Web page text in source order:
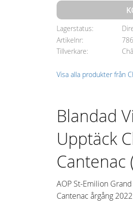
Lagerstatus
Artikelnr
Tillverkare
Visa alla produkter från
Blandad
Upptäck
Cantenac
AOP St-Emilion
Cantenac årgång